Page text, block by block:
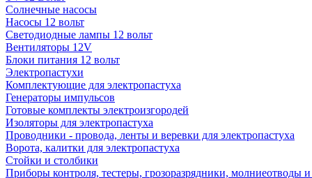
Солнечные насосы
Насосы 12 вольт
Светодиодные лампы 12 вольт
Вентиляторы 12V
Блоки питания 12 вольт
Электропастухи
Комплектующие для электропастуха
Генераторы импульсов
Готовые комплекты электроизгородей
Изоляторы для электропастуха
Проводники - провода, ленты и веревки для электропастуха
Ворота, калитки для электропастуха
Стойки и столбики
Приборы контроля, тестеры, грозоразрядники, молниеотводы и